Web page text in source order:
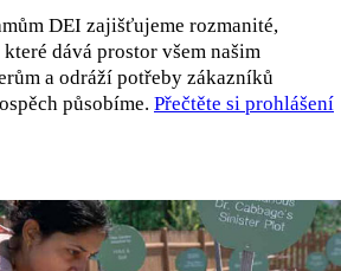
DEI zajišťujeme rozmanité,
dává prostor všem našim
a odráží potřeby zákazníků
působíme. Přečtěte si prohlášení